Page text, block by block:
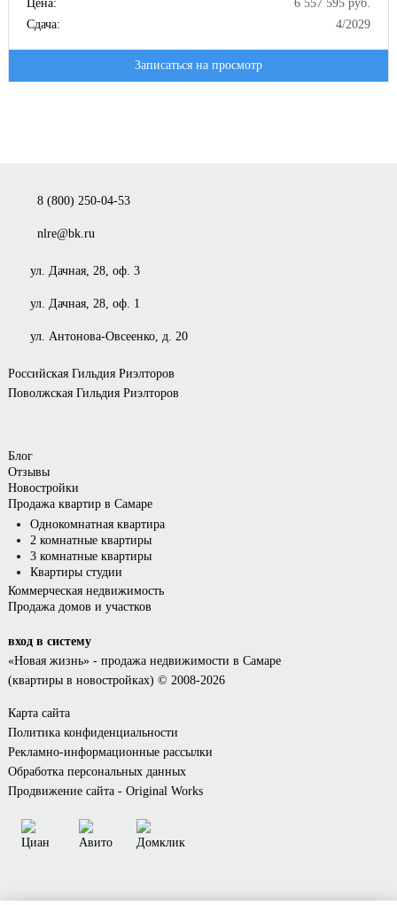
Цена:
6 557 595 руб.
Сдача:
4/2029
Записаться на просмотр
8 (800) 250-04-53
nlre@bk.ru
ул. Дачная, 28, оф. 3
ул. Дачная, 28, оф. 1
ул. Антонова-Овсеенко, д. 20
Российская Гильдия Риэлторов
Поволжская Гильдия Риэлторов
Блог
Отзывы
Новостройки
Продажа квартир в Самаре
Однокомнатная квартира
2 комнатные квартиры
3 комнатные квартиры
Квартиры студии
Коммерческая недвижимость
Продажа домов и участков
вход в систему
«Новая жизнь»- продажа недвижимости в Самаре
(квартиры в новостройках) © 2008-2026
Карта сайта
Политика конфиденциальности
Рекламно-информационные рассылки
Обработка персональных данных
Продвижение сайта - Original Works